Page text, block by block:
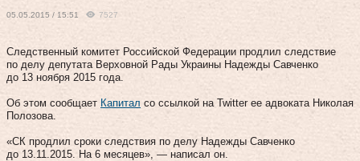
05.05.2015 / 15:51 7527
Следственный комитет Российской Федерации продлил следствие
по делу депутата Верховной Рады Украины Надежды Савченко
до 13 ноября 2015 года.
Об этом сообщает Капитал со ссылкой на Twitter ее адвоката Николая
Полозова.
«СК продлил сроки следствия по делу Надежды Савченко
до 13.11.2015. На 6 месяцев», — написал он.